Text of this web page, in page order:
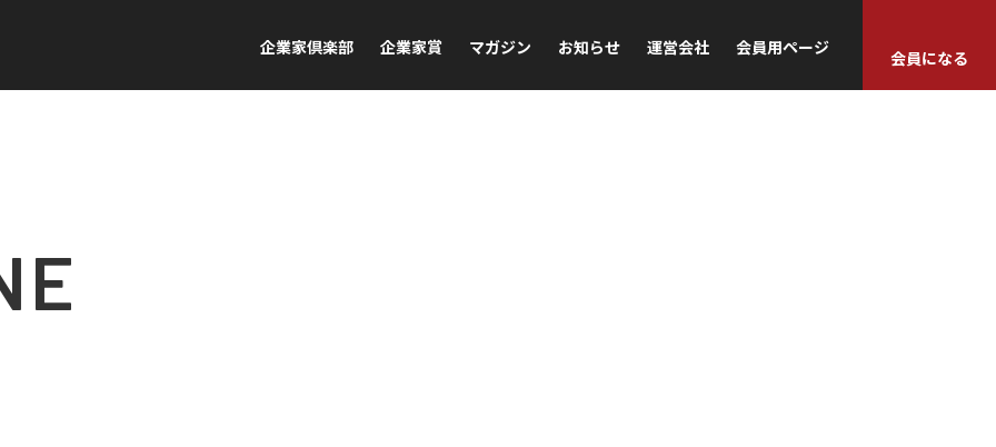
企業家倶楽部 企業家賞 マガジン お知らせ 運営会社 会員用ページ
会員になる